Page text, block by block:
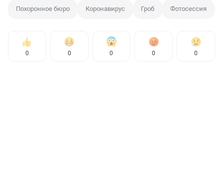
Похоронное бюро Коронавирус Гроб Фотосессия
0 0 0 0 0